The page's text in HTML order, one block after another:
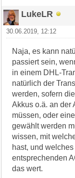
LukeLR
30.06.2019, 12:12
Naja, es kann
passiert sein,
in einem DHL-
natürlich der
werden, sofern
Akkus o.ä. an der
müssen, oder
gewählt werden
wissen, mit
hast, und
entsprechenden
das wert.